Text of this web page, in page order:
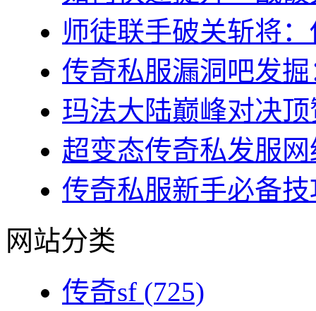
师徒联手破关斩将
传奇私服漏洞吧发
玛法大陆巅峰对决
超变态传奇私发服
传奇私服新手必备
网站分类
传奇sf (725)